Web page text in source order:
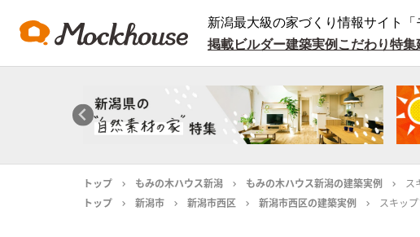
新潟最大級の家づくり情報サイト「
掲載ビルダー建築実例 こだわり特集
トップ もみの木ハウス新潟 もみの木ハウス新潟の建築実例
ス
トップ
新潟市 新潟市西区 新潟市西区の建築実例 スキッ